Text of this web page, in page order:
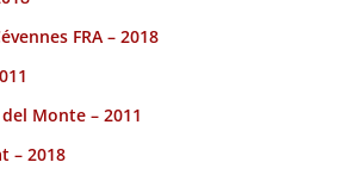
FRA – 2018
Monte – 2011
– 2018